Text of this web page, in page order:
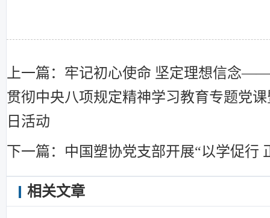
上一篇：牢记初心使命 坚定理想信念
贯彻中央八项规定精神学习教育专题党
日活动
下一篇：中国塑协党支部开展“以学促行
相关文章